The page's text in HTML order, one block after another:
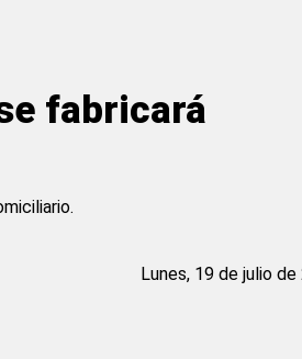
fabricará
Lunes, 19 de julio